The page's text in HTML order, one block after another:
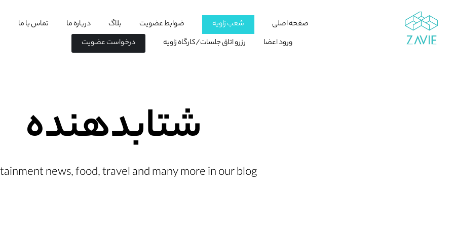
صفحه اصلی شعب زاویه ضوابط عضویت بلاگ درباره ما
تماس با ما
ورود اعضا
رزرو اتاق جلسات/کارگاه زاویه درخواست عضویت
شتابدهنده
news, food, travel and many more in our blog.